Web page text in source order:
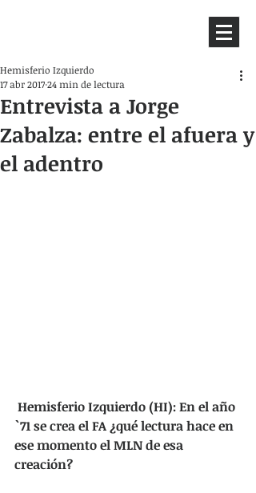
Entrevista a Jorge
Zabalza: entre el afuera y
el adentro
Hemisferio Izquierdo
17 abr 201724 min de lectura
`71 se crea el FA ¿qué lectura hace en
ese momento el MLN de esa
creación?